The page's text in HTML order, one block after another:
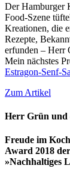
Der Hamburger
Food-Szene
Kreationen, die
Rezepte,
erfunden – Herr
Mein nächstes
Estragon-Senf-
Zum Artikel
Herr Grün und
Freude im
Award 2018
»Nachhaltiges